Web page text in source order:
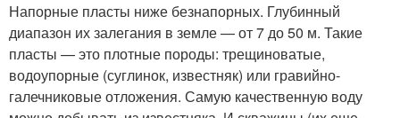
Напорные пласты ниже безнапорных. Глубинный
диапазон их залегания в земле — от 7 до 50 м. Такие
пласты — это плотные породы: трещиноватые,
водоупорные (суглинок, известняк) или гравийно-
галечниковые отложения. Самую качественную воду